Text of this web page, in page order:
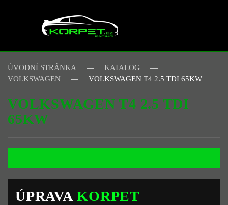
Skip to main content
ÚVODNÍ STRÁNKA
KATALOG
VOLKSWAGEN
VOLKSWAGEN T4 2.5 TDI 65KW
VOLKSWAGEN T4 2.5 TDI
65KW
ÚPRAVAKORPET